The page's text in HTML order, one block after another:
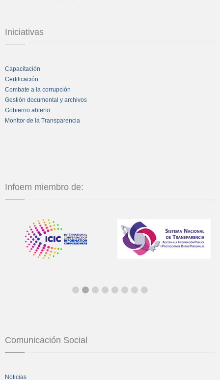
Iniciativas
Capacitación
Certificación
Combate a la corrupción
Gestión documental y archivos
Gobierno abierto
Monitor de la Transparencia
Infoem miembro de:
Comunicación Social
Noticias